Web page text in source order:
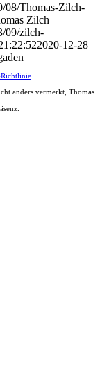
08/Thomas-Zilch-
Zilch
09/zilch-
2020-12-28
anders vermerkt, Thomas